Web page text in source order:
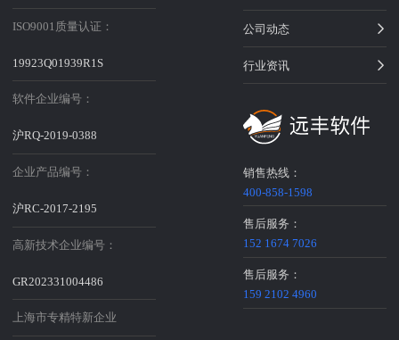
ISO9001质量认证：
19923Q01939R1S
软件企业编号：
沪RQ-2019-0388
企业产品编号：
沪RC-2017-2195
高新技术企业编号：
GR202331004486
上海市专精特新企业
公司动态
行业资讯
销售热线：
400-858-1598
售后服务：
152 1674 7026
售后服务：
159 2102 4960